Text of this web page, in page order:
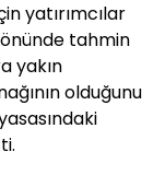
yatırımcılar
tahmin
yakın
olduğunu